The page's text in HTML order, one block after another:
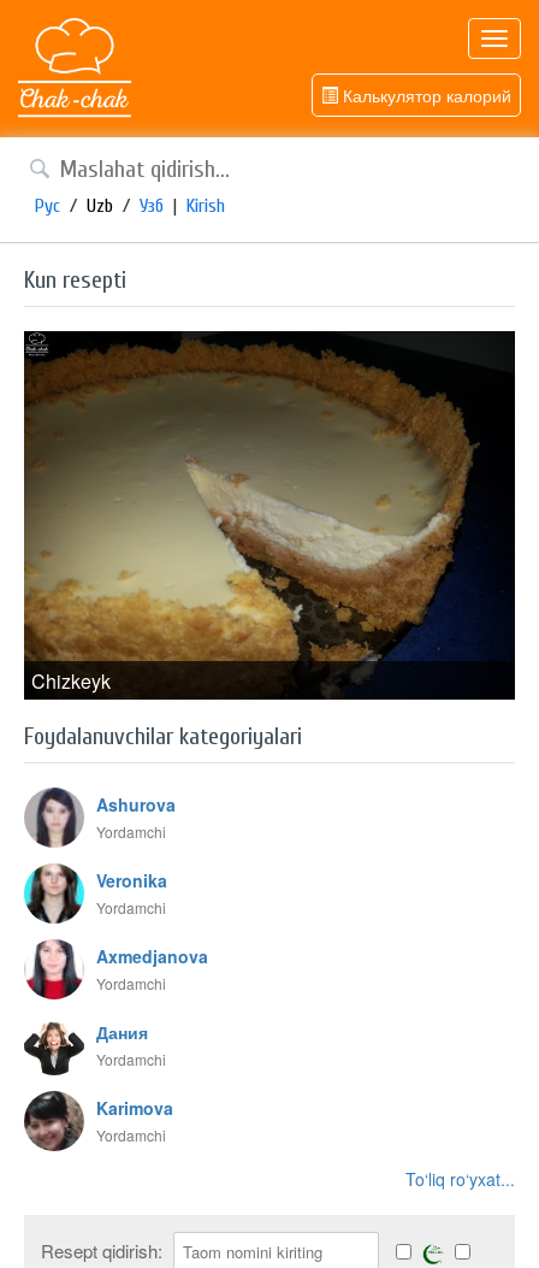
Калькулятор калорий
Рус / Uzb / Узб | Kirish
Kun resepti
Chizkeyk
Foydalanuvchilar kategoriyalari
Ashurova
Yordamchi
Veronika
Yordamchi
Axmedjanova
Yordamchi
Дания
Yordamchi
Karimova
Yordamchi
To‘liq ro‘yxat...
Resept qidirish: